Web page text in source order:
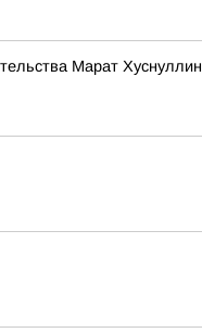
Марат Хуснуллин